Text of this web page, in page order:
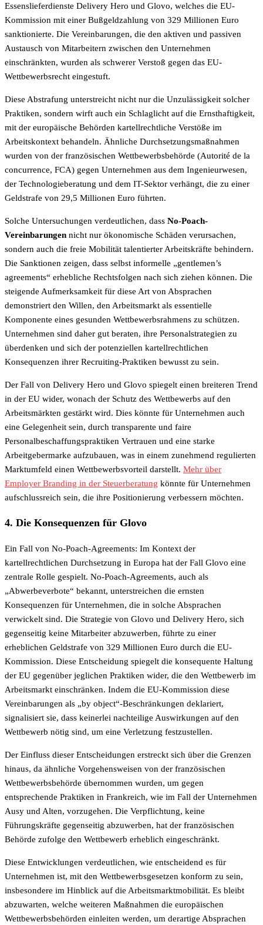
Essenslieferdienste Delivery Hero und Glovo, welches die EU-
Kommission mit einer Bußgeldzahlung von 329 Millionen Euro
sanktionierte. Die Vereinbarungen, die den aktiven und passiven
Austausch von Mitarbeitern zwischen den Unternehmen
einschränkten, wurden als schwerer Verstoß gegen das EU-
Wettbewerbsrecht eingestuft.
Diese Abstrafung unterstreicht nicht nur die Unzulässigkeit solcher
Praktiken, sondern wirft auch ein Schlaglicht auf die Ernsthaftigkeit,
mit der europäische Behörden kartellrechtliche Verstöße im
Arbeitskontext behandeln. Ähnliche Durchsetzungsmaßnahmen
wurden von der französischen Wettbewerbsbehörde (Autorité de la
concurrence, FCA) gegen Unternehmen aus dem Ingenieurwesen,
der Technologieberatung und dem IT-Sektor verhängt, die zu einer
Geldstrafe von 29,5 Millionen Euro führten.
Solche Untersuchungen verdeutlichen, dass No-Poach-
Vereinbarungen nicht nur ökonomische Schäden verursachen,
sondern auch die freie Mobilität talentierter Arbeitskräfte behindern.
Die Sanktionen zeigen, dass selbst informelle „gentlemen’s
agreements“ erhebliche Rechtsfolgen nach sich ziehen können. Die
steigende Aufmerksamkeit für diese Art von Absprachen
demonstriert den Willen, den Arbeitsmarkt als essentielle
Komponente eines gesunden Wettbewerbsrahmens zu schützen.
Unternehmen sind daher gut beraten, ihre Personalstrategien zu
überdenken und sich der potenziellen kartellrechtlichen
Konsequenzen ihrer Recruiting-Praktiken bewusst zu sein.
Der Fall von Delivery Hero und Glovo spiegelt einen breiteren Trend
in der EU wider, wonach der Schutz des Wettbewerbs auf den
Arbeitsmärkten gestärkt wird. Dies könnte für Unternehmen auch
eine Gelegenheit sein, durch transparente und faire
Personalbeschaffungspraktiken Vertrauen und eine starke
Arbeitgebermarke aufzubauen, was in einem zunehmend regulierten
Marktumfeld einen Wettbewerbsvorteil darstellt. Mehr über
Employer Branding in der Steuerberatung könnte für Unternehmen
aufschlussreich sein, die ihre Positionierung verbessern möchten.
4. Die Konsequenzen für Glovo
Ein Fall von No-Poach-Agreements: Im Kontext der
kartellrechtlichen Durchsetzung in Europa hat der Fall Glovo eine
zentrale Rolle gespielt. No-Poach-Agreements, auch als
„Abwerbeverbote“ bekannt, unterstreichen die ernsten
Konsequenzen für Unternehmen, die in solche Absprachen
verwickelt sind. Die Strategie von Glovo und Delivery Hero, sich
gegenseitig keine Mitarbeiter abzuwerben, führte zu einer
erheblichen Geldstrafe von 329 Millionen Euro durch die EU-
Kommission. Diese Entscheidung spiegelt die konsequente Haltung
der EU gegenüber jeglichen Praktiken wider, die den Wettbewerb im
Arbeitsmarkt einschränken. Indem die EU-Kommission diese
Vereinbarungen als „by object“-Beschränkungen deklariert,
signalisiert sie, dass keinerlei nachteilige Auswirkungen auf den
Wettbewerb nötig sind, um eine Verletzung festzustellen.
Der Einfluss dieser Entscheidungen erstreckt sich über die Grenzen
hinaus, da ähnliche Vorgehensweisen von der französischen
Wettbewerbsbehörde übernommen wurden, um gegen
entsprechende Praktiken in Frankreich, wie im Fall der Unternehmen
Ausy und Alten, vorzugehen. Die Verpflichtung, keine
Führungskräfte gegenseitig abzuwerben, hat der französischen
Behörde zufolge den Wettbewerb erheblich eingeschränkt.
Diese Entwicklungen verdeutlichen, wie entscheidend es für
Unternehmen ist, mit den Wettbewerbsgesetzen konform zu sein,
insbesondere im Hinblick auf die Arbeitsmarktmobilität. Es bleibt
abzuwarten, welche weiteren Maßnahmen die europäischen
Wettbewerbsbehörden einleiten werden, um derartige Absprachen